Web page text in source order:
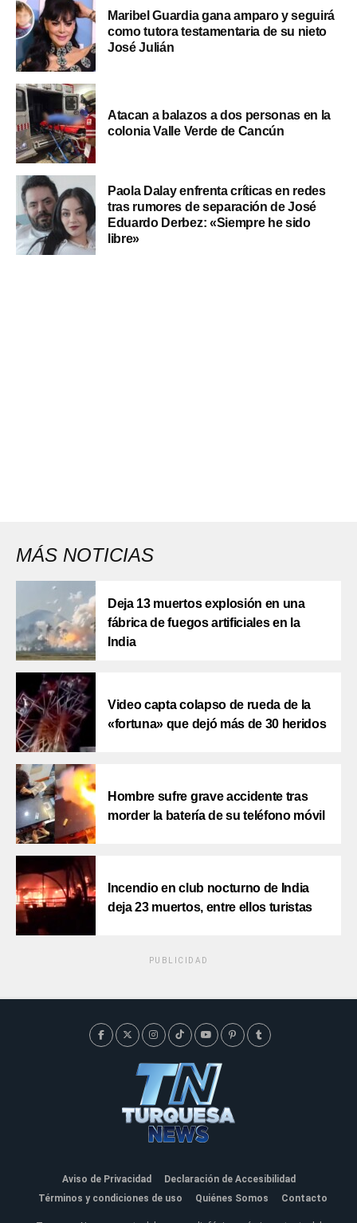
Maribel Guardia gana amparo y seguirá
como tutora testamentaria de su nieto
José Julián
Atacan a balazos a dos personas en la
colonia Valle Verde de Cancún
Paola Dalay enfrenta críticas en redes
tras rumores de separación de José
Eduardo Derbez: «Siempre he sido
libre»
MÁS NOTICIAS
Deja 13 muertos explosión en una
fábrica de fuegos artificiales en la
India
Video capta colapso de rueda de la
«fortuna» que dejó más de 30 heridos
Hombre sufre grave accidente tras
morder la batería de su teléfono móvil
Incendio en club nocturno de India
deja 23 muertos, entre ellos turistas
PUBLICIDAD
Aviso de Privacidad
Declaración de Accesibilidad
Términos y condiciones de uso
Quiénes Somos Contacto